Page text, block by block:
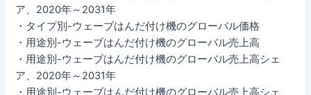
ア、2020年～2031年
・タイプ別-ウェーブはんだ付け機のグローバル価格
・用途別-ウェーブはんだ付け機のグローバル売上高
・用途別-ウェーブはんだ付け機のグローバル売上高シェ
ア、2020年～2031年
・用途別-ウェーブはんだ付け機のグローバル売上高シェ